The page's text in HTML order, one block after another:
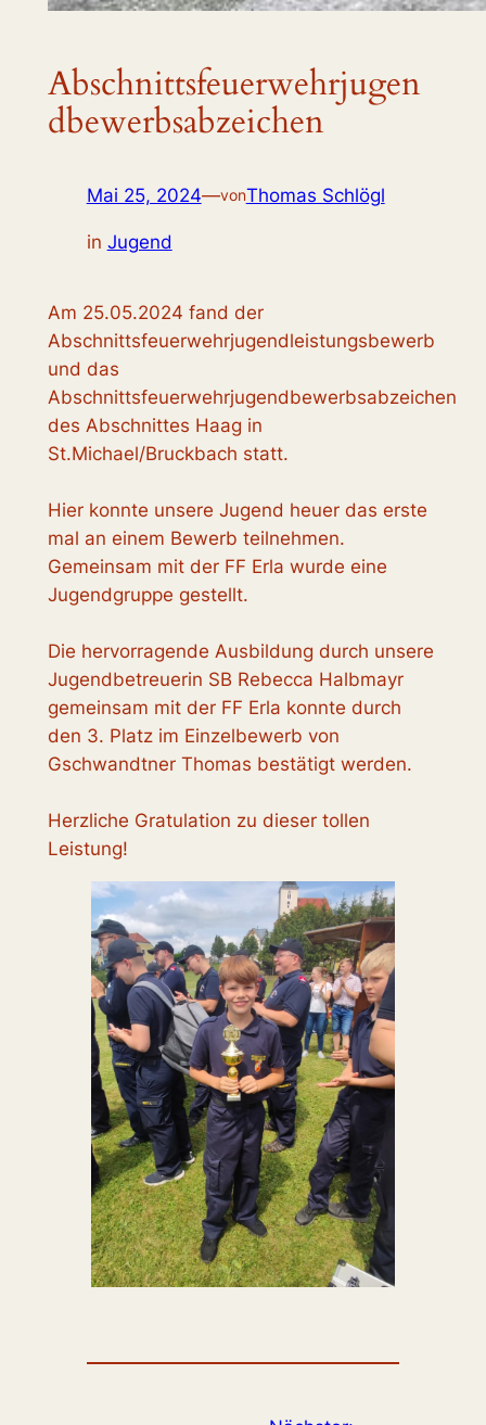
Abschnittsfeuerwehrjugen
dbewerbsabzeichen
Mai 25, 2024—vonThomas Schlögl
in Jugend
Am 25.05.2024 fand der
Abschnittsfeuerwehrjugendleistungsbewerb
und das
Abschnittsfeuerwehrjugendbewerbsabzeichen
des Abschnittes Haag in
St.Michael/Bruckbach statt.
Hier konnte unsere Jugend heuer das erste
mal an einem Bewerb teilnehmen.
Gemeinsam mit der FF Erla wurde eine
Jugendgruppe gestellt.
Die hervorragende Ausbildung durch unsere
Jugendbetreuerin SB Rebecca Halbmayr
gemeinsam mit der FF Erla konnte durch
den 3. Platz im Einzelbewerb von
Gschwandtner Thomas bestätigt werden.
Herzliche Gratulation zu dieser tollen
Leistung!